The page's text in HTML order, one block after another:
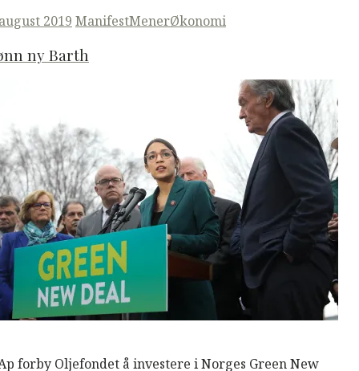
2019 ManifestMenerØkonomi
ny Barth
forby Oljefondet å investere i Norges Green New